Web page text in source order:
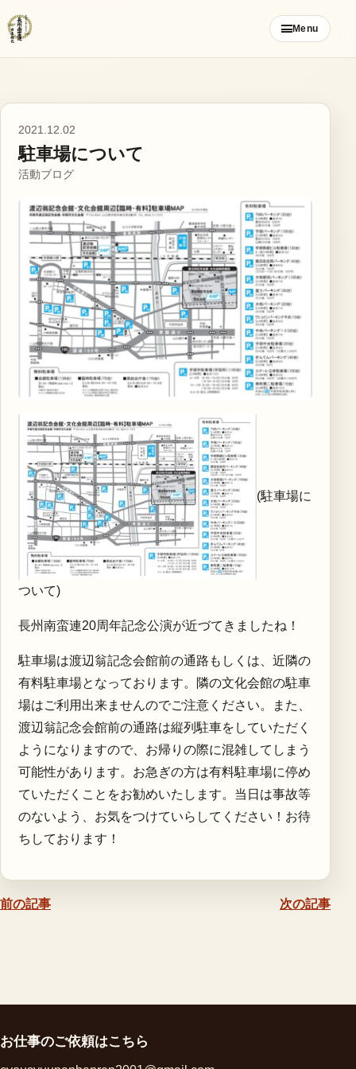
ン
テ
Menu
お知らせ
ブログ
メンバー募集
カレンダー
2021.12.02
駐車場について
活動ブログ
(駐車場に
ついて)
長州南蛮連20周年記念公演が近づてきましたね！
駐車場は渡辺翁記念会館前の通路もしくは、近隣の
有料駐車場となっております。隣の文化会館の駐車
場はご利用出来ませんのでご注意ください。また、
渡辺翁記念会館前の通路は縦列駐車をしていただく
ようになりますので、お帰りの際に混雑してしまう
可能性があります。お急ぎの方は有料駐車場に停め
ていただくことをお勧めいたします。当日は事故等
のないよう、お気をつけていらしてください！お待
ちしております！
前の記事 次の記事
お仕事のご依頼はこちら